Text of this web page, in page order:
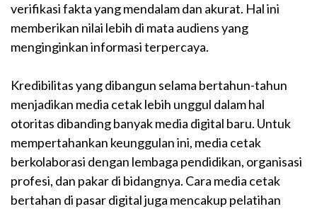
verifikasi fakta yang mendalam dan akurat. Hal ini
memberikan nilai lebih di mata audiens yang
menginginkan informasi terpercaya.
Kredibilitas yang dibangun selama bertahun-tahun
menjadikan media cetak lebih unggul dalam hal
otoritas dibanding banyak media digital baru. Untuk
mempertahankan keunggulan ini, media cetak
berkolaborasi dengan lembaga pendidikan, organisasi
profesi, dan pakar di bidangnya. Cara media cetak
bertahan di pasar digital juga mencakup pelatihan